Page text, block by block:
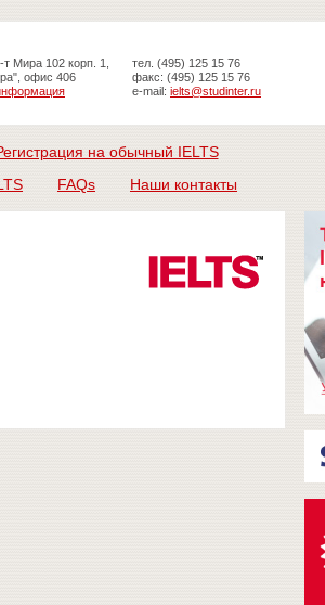
тел. (495) 125 15 76
факс: (495) 125 15 76
e-mail: ielts@studinter.ru
Мира 102 корп. 1,
офис 406
на обычный IELTS
FAQs Наши контакты